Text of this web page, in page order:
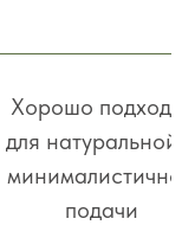
Хорошо подходят
для натуральной
минималистичной
подачи